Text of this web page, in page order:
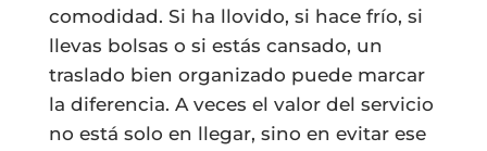
comodidad. Si ha llovido, si hace frío, si
llevas bolsas o si estás cansado, un
traslado bien organizado puede marcar
la diferencia. A veces el valor del servicio
no está solo en llegar, sino en evitar ese